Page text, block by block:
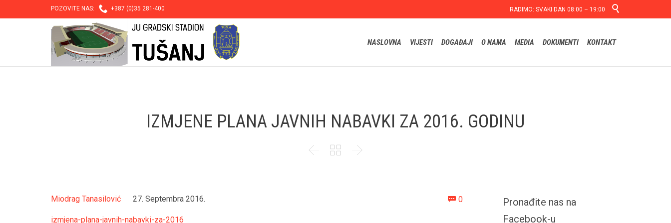
POZOVITE NAS:  +387 (0)35 281-400 RADIMO: SVAKI DAN 08:00 – 19:00 
NASLOVNA VIJESTI DOGAĐAJI O NAMA MEDIA DOKUMENTI KONTAKT
IZMJENE PLANA JAVNIH NABAVKI ZA 2016. GODINU
  
Miodrag Tanasilović 27. Septembra 2016.  0Comments
izmjena-plana-javnih-nabavki-za-2016
Pronađite nas na
Facebook-u